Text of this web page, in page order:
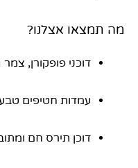
מה תמצאו אצלנו?
דוכני פופקורן,
עמדות חטיפים
דוכן תירס חם